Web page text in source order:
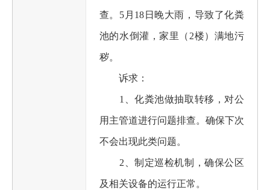
查。5月18日晚大雨，导致了化粪
池的水倒灌，家里（2楼）满地污
秽。
诉求：
1、化粪池做抽取转移，对公
用主管道进行问题排查。确保下次
不会出现此类问题。
2、制定巡检机制，确保公区
及相关设备的运行正常。